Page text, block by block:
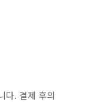
다. 결제 후의